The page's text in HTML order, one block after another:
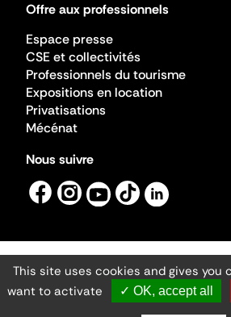
Offre aux professionnels
Espace presse
CSE et collectivités
Professionnels du tourisme
Expositions en location
Privatisations
Mécénat
Nous suivre
Mentions légales
Gestion des
Accessibilité
Ministère de la Culture
This site uses cookies and gives you
want to activate
✓ OK, accept all